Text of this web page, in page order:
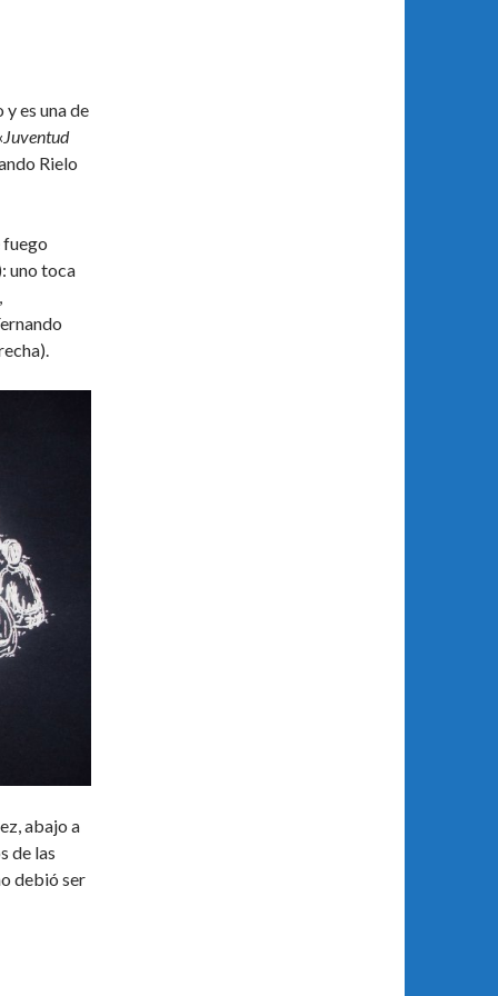
es una de
Juventud
Rielo
fuego
uno toca
abajo a
de las
debió ser